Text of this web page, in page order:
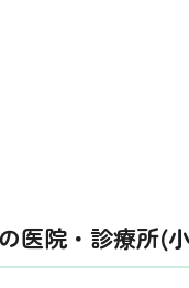
医院・診療所(